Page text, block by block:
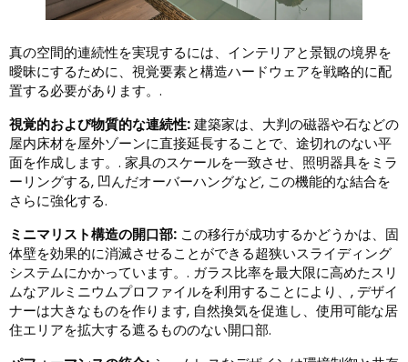
真の空間的連続性を実現するには、インテリアと景観の境界を
曖昧にするために、視覚要素と構造ハードウェアを戦略的に配
置する必要があります。.
視覚的および物質的な連続性:建築家は、大判の磁器や石などの
屋内床材を屋外ゾーンに直接延長することで、途切れのない平
面を作成します。. 家具のスケールを一致させ、照明器具をミラ
ーリングする, 凹んだオーバーハングなど, この機能的な結合を
さらに強化する.
ミニマリスト構造の開口部: この移行が成功するかどうかは、固
体壁を効果的に消滅させることができる超狭いスライディング
システムにかかっています。. ガラス比率を最大限に高めたスリ
ムなアルミニウムプロファイルを利用することにより、, デザイ
ナーは大きなものを作ります, 自然換気を促進し、使用可能な居
住エリアを拡大する遮るもののない開口部.